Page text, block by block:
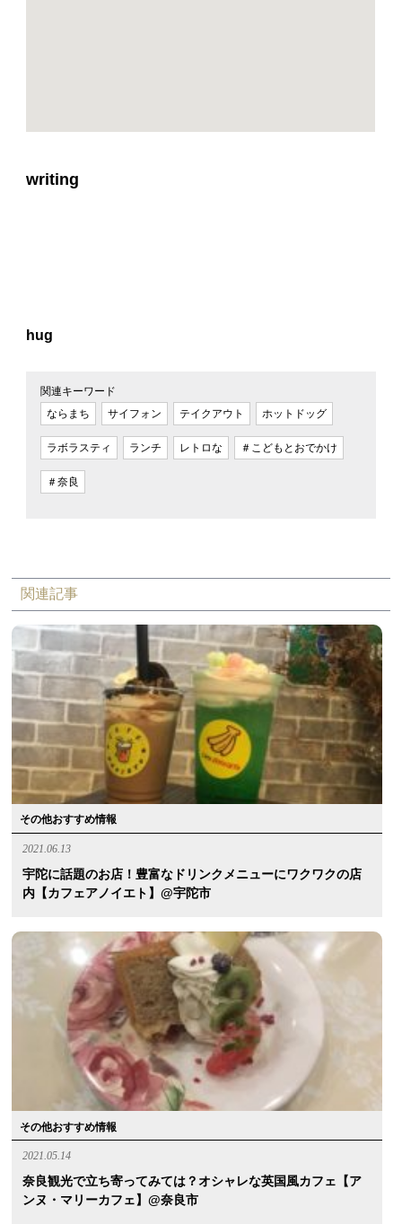
writing
hug
関連キーワード
ならまち
サイフォン テイクアウト ホットドッグ
ラボラスティ ランチ レトロな ＃こどもとおでかけ
＃奈良
関連記事
その他おすすめ情報
2021.06.13
宇陀に話題のお店！豊富なドリンクメニューにワクワクの店
内【カフェアノイエト】@宇陀市
その他おすすめ情報
2021.05.14
奈良観光で立ち寄ってみては？オシャレな英国風カフェ【ア
ンヌ・マリーカフェ】@奈良市